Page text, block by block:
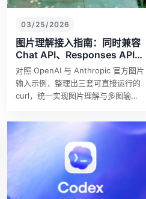
03/25/2026
图片理解接入指南：同时兼容
Chat API、Responses API、
Claude API
对照 OpenAI 与 Anthropic 官方图片
输入示例，整理出三套可直接运行的
curl，统一实现图片理解与多图输